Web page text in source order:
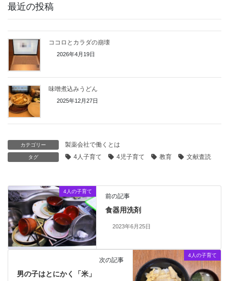
最近の投稿
ココロとカラダの崩壊
2026年4月19日
味噌煮込みうどん
2025年12月27日
カテゴリー 製薬会社で働くとは
タグ 4人子育て 4児子育て 教育 文献査読
4人の子育て
前の記事
食器用洗剤
2023年6月25日
4人の子育て
次の記事
男の子はとにかく「米」